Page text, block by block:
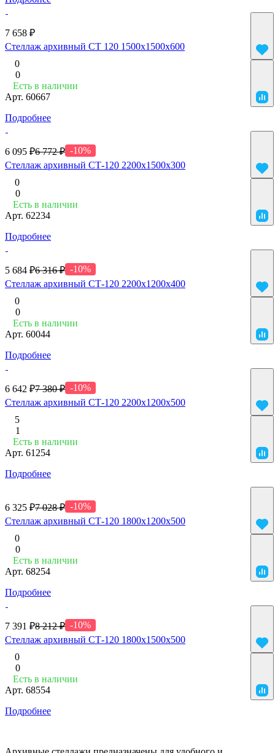
7 658 ₽
Стеллаж архивный СТ 120 1500x1500x600
0
0
Есть в наличии
Арт. 60667
Подробнее
6 095 ₽6 772 ₽ -10%
Стеллаж архивный СТ-120 2200x1500x300
0
0
Есть в наличии
Арт. 62234
Подробнее
5 684 ₽6 316 ₽ -10%
Стеллаж архивный СТ-120 2200х1200х400
0
0
Есть в наличии
Арт. 60044
Подробнее
6 642 ₽7 380 ₽ -10%
Стеллаж архивный СТ-120 2200х1200х500
5
1
Есть в наличии
Арт. 61254
Подробнее
6 325 ₽7 028 ₽ -10%
Стеллаж архивный СТ-120 1800х1200х500
0
0
Есть в наличии
Арт. 68254
Подробнее
7 391 ₽8 212 ₽ -10%
Стеллаж архивный СТ-120 1800х1500х500
0
0
Есть в наличии
Арт. 68554
Подробнее